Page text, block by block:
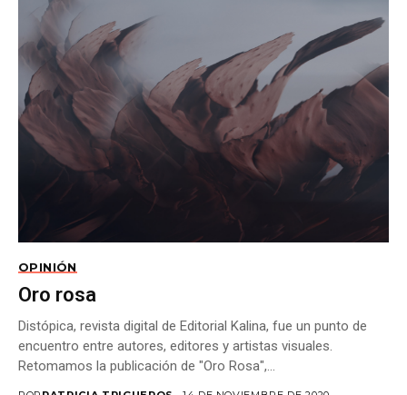
OPINIÓN
Oro rosa
Distópica, revista digital de Editorial Kalina, fue un punto de
encuentro entre autores, editores y artistas visuales.
Retomamos la publicación de "Oro Rosa",...